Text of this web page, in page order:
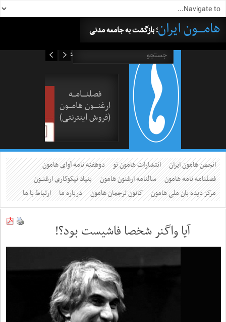
هامــــون ایران؛ بازگشت به جامعه مدنی
فصلنــــامـــه
ارغنــــون هامـــون
(فروش اینترنتی)
انجمن هامون ایران انتشارات هامون نو
دوهفته نامه آوای هامون
فصلنامه نامه هامون
سالنامه ارغنون هامون
بنیاد نیکوکاری ارغنــون
مرکز دیده بان ملی هامون
کانون ترجمان هامون درباره ما ارتباط با ما
آیا واگنر شخصا فاشیست بود؟!